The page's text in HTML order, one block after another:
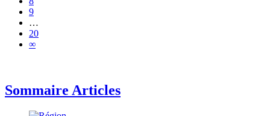
9
…
20
∞
Sommaire Articles